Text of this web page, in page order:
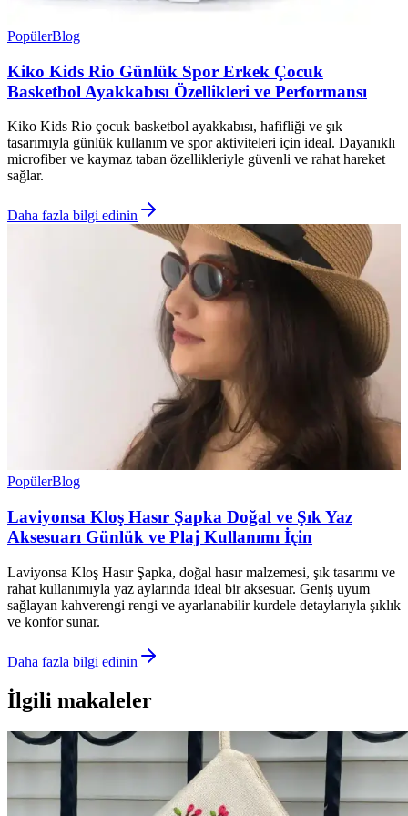
PopülerBlog
Kiko Kids Rio Günlük Spor Erkek Çocuk
Basketbol Ayakkabısı Özellikleri ve Performansı
Kiko Kids Rio çocuk basketbol ayakkabısı, hafifliği ve şık
tasarımıyla günlük kullanım ve spor aktiviteleri için ideal. Dayanıklı
microfiber ve kaymaz taban özellikleriyle güvenli ve rahat hareket
sağlar.
Daha fazla bilgi edinin
PopülerBlog
Laviyonsa Kloş Hasır Şapka Doğal ve Şık Yaz
Aksesuarı Günlük ve Plaj Kullanımı İçin
Laviyonsa Kloş Hasır Şapka, doğal hasır malzemesi, şık tasarımı ve
rahat kullanımıyla yaz aylarında ideal bir aksesuar. Geniş uyum
sağlayan kahverengi rengi ve ayarlanabilir kurdele detaylarıyla şıklık
ve konfor sunar.
Daha fazla bilgi edinin
İlgili makaleler